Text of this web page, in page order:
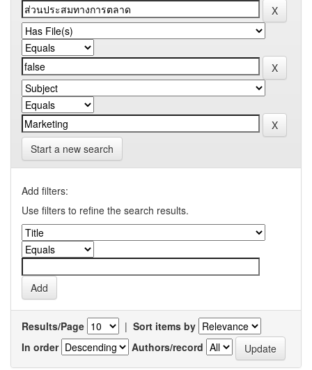
Start a new search
Add filters:
Use filters to refine the search results.
Results/Page | Sort items by
In order
Authors/record